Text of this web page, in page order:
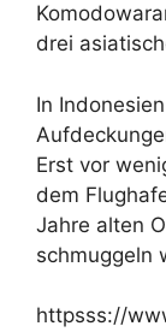
drei
In
Erst vor
dem
Jahre alten
schmuggeln
httpsss://